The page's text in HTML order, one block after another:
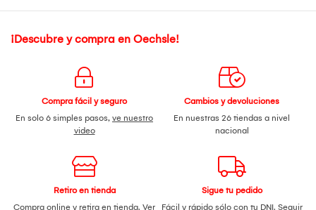
¡Descubre y compra en Oechsle!
Compra fácil y seguro
En solo 6 simples pasos, ve nuestro
video
Cambios y devoluciones
En nuestras 26 tiendas a nivel
nacional
Retiro en tienda
Compra online y retira en tienda. Ver
Sigue tu pedido
Fácil y rápido sólo con tu DNI. Seguir